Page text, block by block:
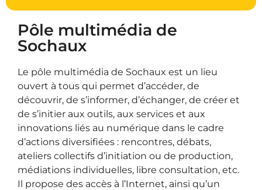
Pôle multimédia de
Sochaux
Le pôle multimédia de Sochaux est un lieu
ouvert à tous qui permet d’accéder, de
découvrir, de s’informer, d’échanger, de créer et
de s’initier aux outils, aux services et aux
innovations liés au numérique dans le cadre
d’actions diversifiées : rencontres, débats,
ateliers collectifs d’initiation ou de production,
médiations individuelles, libre consultation, etc.
Il propose des accès à l’Internet, ainsi qu’un